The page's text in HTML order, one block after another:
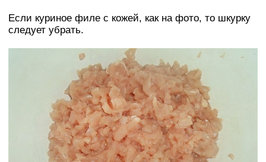
Если куриное филе с кожей, как на фото, то шкурку
следует убрать.